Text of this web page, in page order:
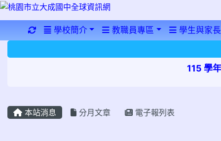
重新取得佈景設定
學校簡介 教職員專區 學生與家
115 學
本站消息 分月文章 電子報列表